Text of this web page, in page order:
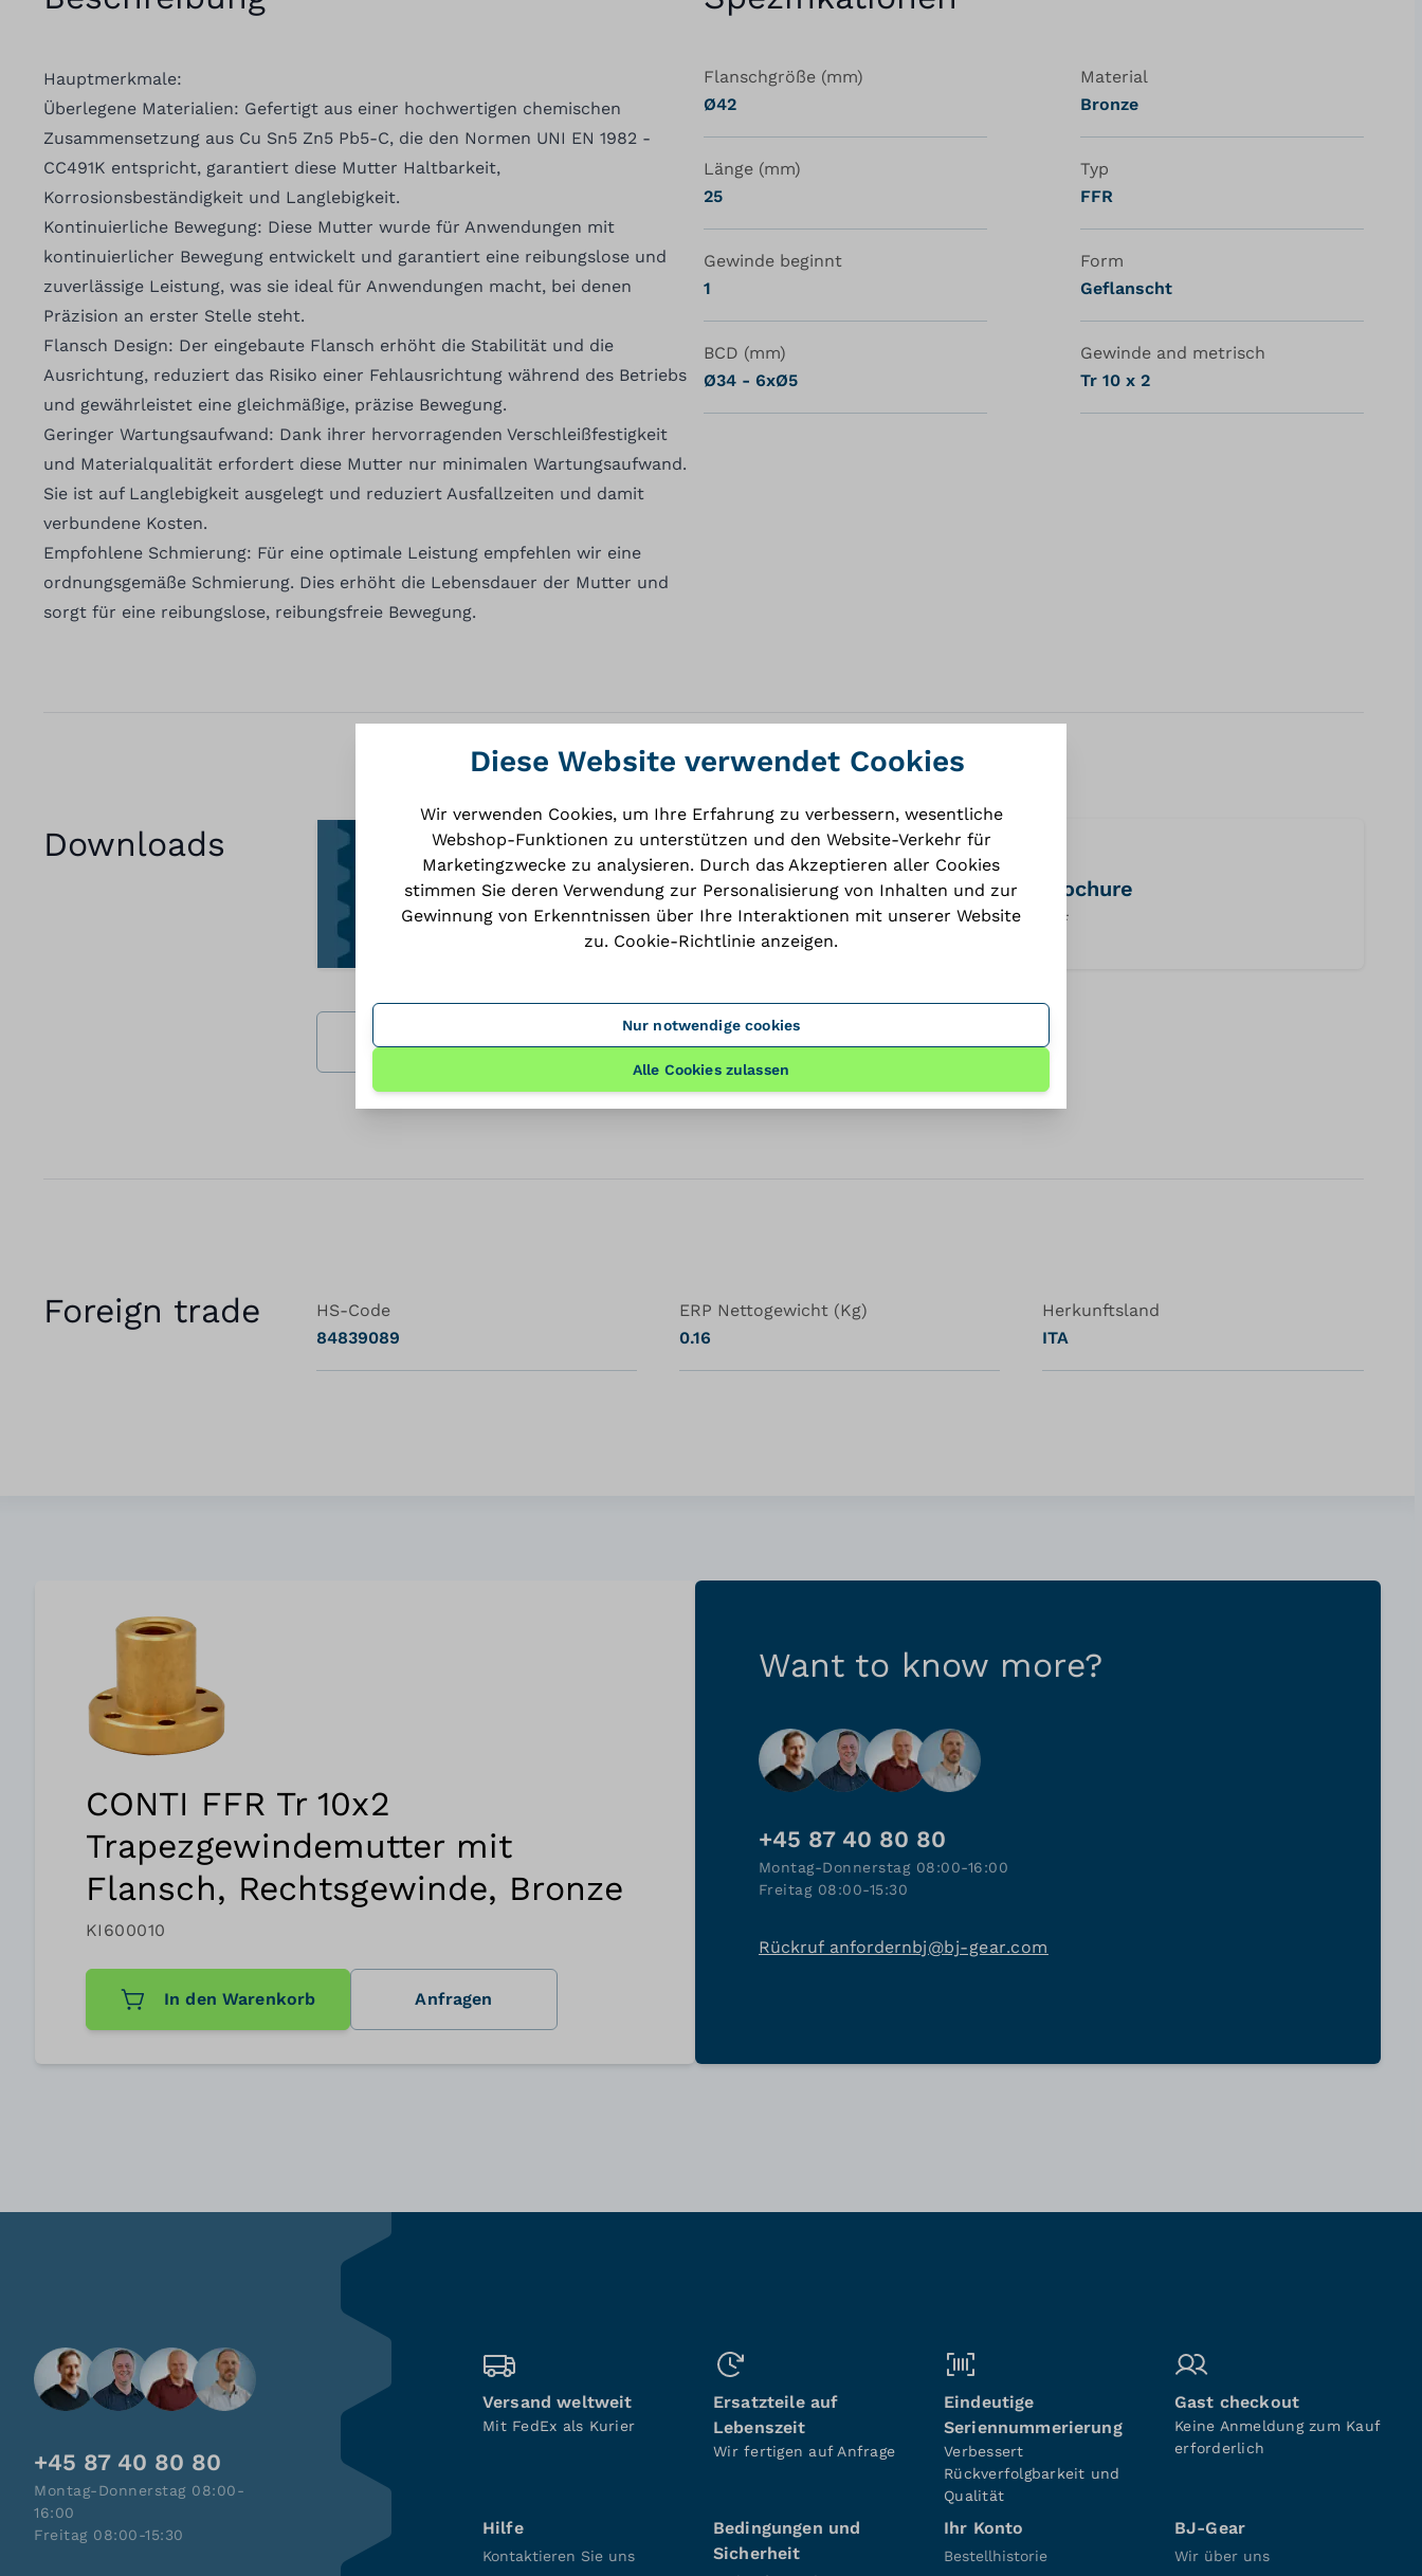
Hauptmerkmale:
Überlegene Materialien: Gefertigt aus einer hochwertigen chemischen
Zusammensetzung aus Cu Sn5 Zn5 Pb5-C, die den Normen UNI EN 1982 -
CC491K entspricht, garantiert diese Mutter Haltbarkeit,
Korrosionsbeständigkeit und Langlebigkeit.
Kontinuierliche Bewegung: Diese Mutter wurde für Anwendungen mit
kontinuierlicher Bewegung entwickelt und garantiert eine reibungslose und
zuverlässige Leistung, was sie ideal für Anwendungen macht, bei denen
Präzision an erster Stelle steht.
Flansch Design: Der eingebaute Flansch erhöht die Stabilität und die
Ausrichtung, reduziert das Risiko einer Fehlausrichtung während des Betriebs
und gewährleistet eine gleichmäßige, präzise Bewegung.
Geringer Wartungsaufwand: Dank ihrer hervorragenden Verschleißfestigkeit
und Materialqualität erfordert diese Mutter nur minimalen Wartungsaufwand.
Sie ist auf Langlebigkeit ausgelegt und reduziert Ausfallzeiten und damit
verbundene Kosten.
Empfohlene Schmierung: Für eine optimale Leistung empfehlen wir eine
ordnungsgemäße Schmierung. Dies erhöht die Lebensdauer der Mutter und
sorgt für eine reibungslose, reibungsfreie Bewegung.
Flanschgröße (mm)
Ø42
Material
Bronze
Länge (mm)
25
Typ
FFR
Gewinde beginnt
1
Form
Geflanscht
BCD (mm)
Ø34 - 6xØ5
Gewinde and metrisch
Tr 10 x 2
Downloads
dataSheet
PDF
brochure
PDF
Alle Datein herunderladen
Foreign trade
HS-Code
84839089
ERP Nettogewicht (Kg)
0.16
Herkunftsland
ITA
CONTI FFR Tr 10x2
Trapezgewindemutter mit
Flansch, Rechtsgewinde, Bronze
KI600010
In den Warenkorb Anfragen
Want to know more?
+45 87 40 80 80
Montag-Donnerstag 08:00-16:00
Freitag 08:00-15:30
Rückruf anfordernbj@bj-gear.com
+45 87 40 80 80
Montag-Donnerstag 08:00-
16:00
Freitag 08:00-15:30
Versand weltweit
Mit FedEx als Kurier
Ersatzteile auf
Lebenszeit
Wir fertigen auf Anfrage
Eindeutige
Seriennummerierung
Verbessert
Rückverfolgbarkeit und
Qualität
Gast checkout
Keine Anmeldung zum Kauf
erforderlich
Hilfe
Kontaktieren Sie uns
Bedingungen und
Sicherheit
Ihr Konto
Bestellhistorie
BJ-Gear
Wir über uns
Diese Website verwendet Cookies
Wir verwenden Cookies, um Ihre Erfahrung zu verbessern, wesentliche
Webshop-Funktionen zu unterstützen und den Website-Verkehr für
Marketingzwecke zu analysieren. Durch das Akzeptieren aller Cookies
stimmen Sie deren Verwendung zur Personalisierung von Inhalten und zur
Gewinnung von Erkenntnissen über Ihre Interaktionen mit unserer Website
zu. Cookie-Richtlinie anzeigen.
Nur notwendige cookies
Alle Cookies zulassen